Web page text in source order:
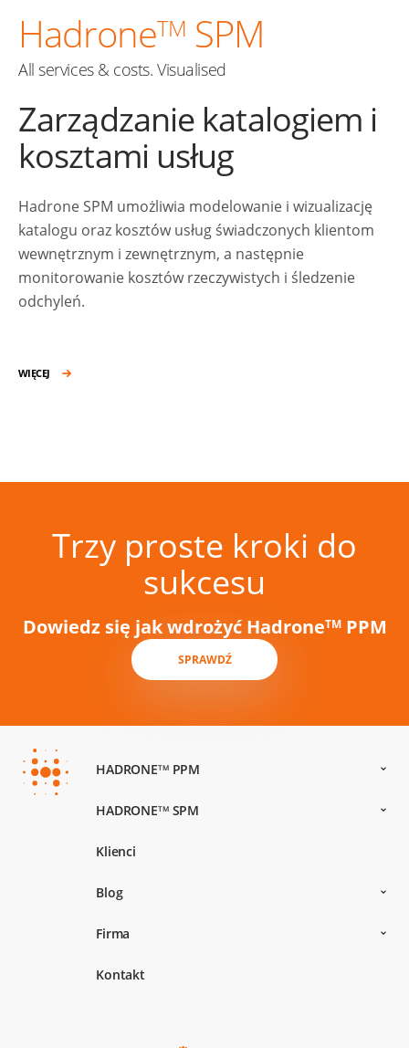
HadroneTM SPM
All services & costs. Visualised
Zarządzanie katalogiem i
kosztami usług
Hadrone SPM umożliwia modelowanie i wizualizację
katalogu oraz kosztów usług świadczonych klientom
wewnętrznym i zewnętrznym, a następnie
monitorowanie kosztów rzeczywistych i śledzenie
odchyleń.
WIĘCEJ
Trzy proste kroki do
sukcesu
Dowiedz się jak wdrożyć HadroneTMPPM
SPRAWDŹ
HADRONETMPPM
HADRONETMSPM
Klienci
Blog
Firma
Kontakt